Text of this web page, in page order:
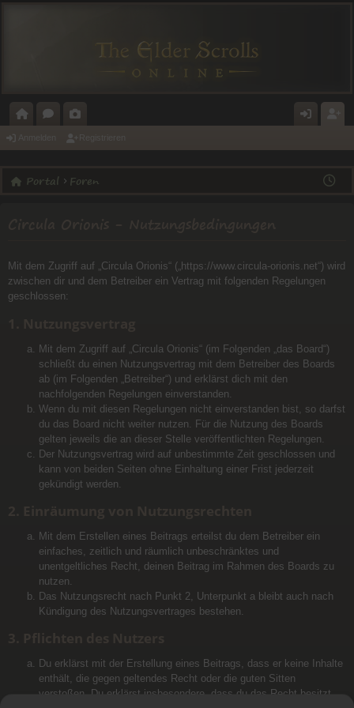
O
T
E
A
E
N
ST
Anmelden Registrieren
Portal Foren
Mit dem Zugriff auf „Circula Orionis“ („https://www.circula-orionis.net“) wird
zwischen dir und dem Betreiber ein Vertrag mit folgenden Regelungen
geschlossen:
Mit dem Zugriff auf „Circula Orionis“ (im Folgenden „das Board“)
schließt du einen Nutzungsvertrag mit dem Betreiber des Boards
ab (im Folgenden „Betreiber“) und erklärst dich mit den
nachfolgenden Regelungen einverstanden.
Wenn du mit diesen Regelungen nicht einverstanden bist, so darfst
du das Board nicht weiter nutzen. Für die Nutzung des Boards
gelten jeweils die an dieser Stelle veröffentlichten Regelungen.
Der Nutzungsvertrag wird auf unbestimmte Zeit geschlossen und
kann von beiden Seiten ohne Einhaltung einer Frist jederzeit
gekündigt werden.
Mit dem Erstellen eines Beitrags erteilst du dem Betreiber ein
einfaches, zeitlich und räumlich unbeschränktes und
unentgeltliches Recht, deinen Beitrag im Rahmen des Boards zu
nutzen.
Das Nutzungsrecht nach Punkt 2, Unterpunkt a bleibt auch nach
Kündigung des Nutzungsvertrages bestehen.
Du erklärst mit der Erstellung eines Beitrags, dass er keine Inhalte
enthält, die gegen geltendes Recht oder die guten Sitten
verstoßen. Du erklärst insbesondere, dass du das Recht besitzt,